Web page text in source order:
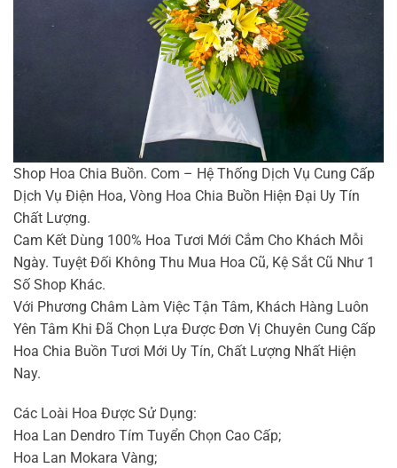
Shop Hoa Chia Buồn. Com – Hệ Thống Dịch Vụ Cung Cấp
Dịch Vụ Điện Hoa, Vòng Hoa Chia Buồn Hiện Đại Uy Tín
Chất Lượng.
Cam Kết Dùng 100% Hoa Tươi Mới Cắm Cho Khách Mỗi
Ngày. Tuyệt Đối Không Thu Mua Hoa Cũ, Kệ Sắt Cũ Như 1
Số Shop Khác.
Với Phương Châm Làm Việc Tận Tâm, Khách Hàng Luôn
Yên Tâm Khi Đã Chọn Lựa Được Đơn Vị Chuyên Cung Cấp
Hoa Chia Buồn Tươi Mới Uy Tín, Chất Lượng Nhất Hiện
Nay.
Các Loài Hoa Được Sử Dụng:
Hoa Lan Dendro Tím Tuyển Chọn Cao Cấp;
Hoa Lan Mokara Vàng;